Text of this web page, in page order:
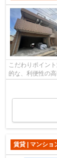
こだわりポイン
的な、利便性の
賃貸 | マンショ